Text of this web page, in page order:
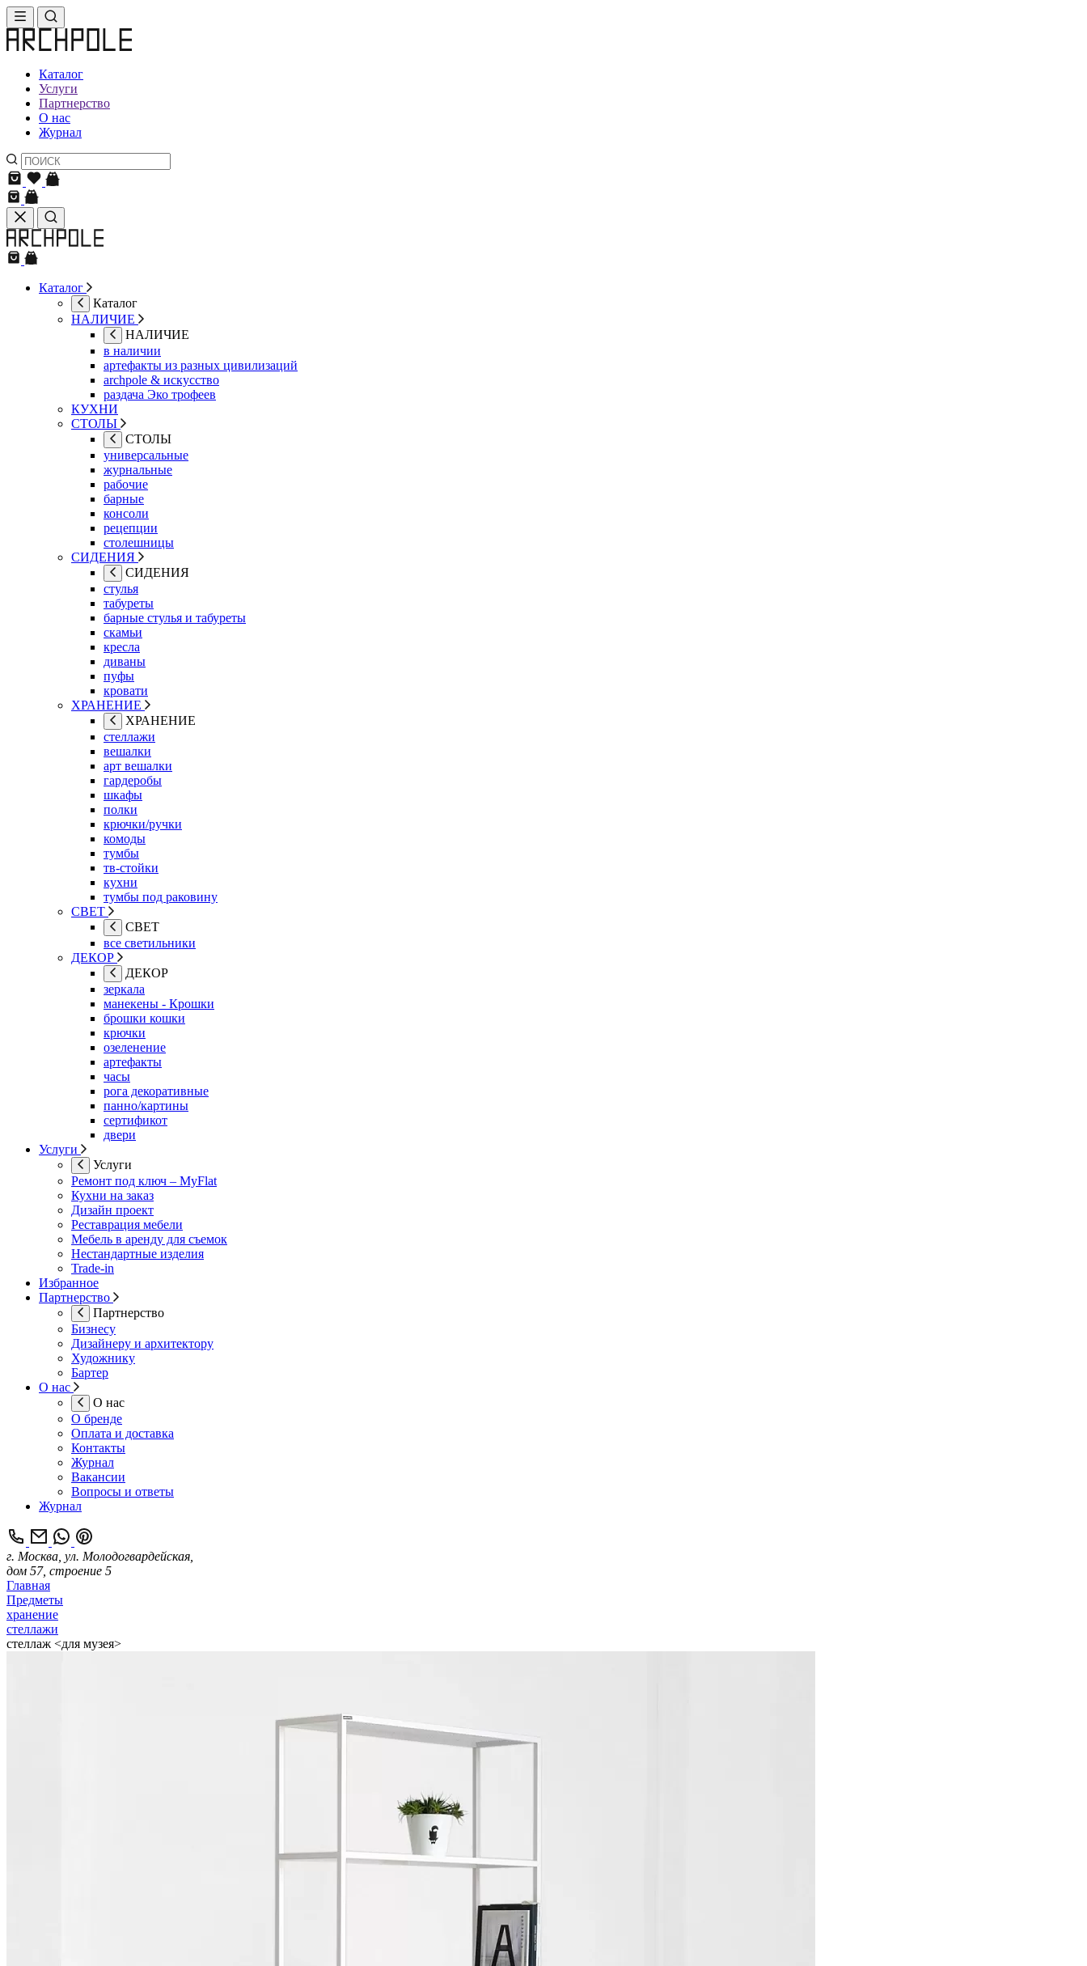
Каталог
Услуги
Партнерство
О нас
Журнал
Каталог
Каталог
НАЛИЧИЕ
НАЛИЧИЕ
в наличии
артефакты из разных цивилизаций
archpole & искусство
раздача Эко трофеев
КУХНИ
СТОЛЫ
СТОЛЫ
универсальные
журнальные
рабочие
барные
консоли
рецепции
столешницы
СИДЕНИЯ
СИДЕНИЯ
стулья
табуреты
барные стулья и табуреты
скамьи
кресла
диваны
пуфы
кровати
ХРАНЕНИЕ
ХРАНЕНИЕ
стеллажи
вешалки
арт вешалки
гардеробы
шкафы
полки
крючки/ручки
комоды
тумбы
тв-стойки
кухни
тумбы под раковину
СВЕТ
СВЕТ
все светильники
ДЕКОР
ДЕКОР
зеркала
манекены - Крошки
брошки кошки
крючки
озеленение
артефакты
часы
рога декоративные
панно/картины
сертификот
двери
Услуги
Услуги
Ремонт под ключ – MyFlat
Кухни на заказ
Дизайн проект
Реставрация мебели
Мебель в аренду для съемок
Нестандартные изделия
Trade-in
Избранное
Партнерство
Партнерство
Бизнесу
Дизайнеру и архитектору
Художнику
Бартер
О нас
О нас
О бренде
Оплата и доставка
Контакты
Журнал
Вакансии
Вопросы и ответы
Журнал
г. Москва, ул. Молодогвардейская,
дом 57, строение 5
Главная
Предметы
хранение
стеллажи
стеллаж <для музея>